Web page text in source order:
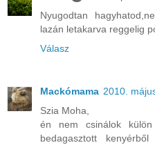
Nyugodtan
lazán letakarva reggelig
Válasz
Mackómama 2010.
Szia Moha,
én nem csinálok
bedagasztott